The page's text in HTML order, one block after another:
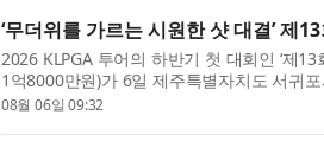
‘무더위를 가르는 시원한 샷 대결’ 제
2026 KLPGA 투어의 하반기 첫 대회인 ‘제
1억8000만원)가 6일 제주특별자치도 서귀
올해로 13회를 맞은 제주삼다수 마...
08월 06일 09:32